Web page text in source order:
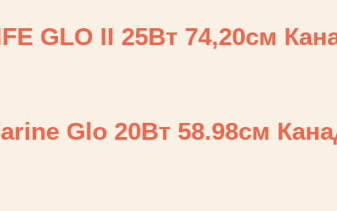
GLO II 25Bт 74,20см
Glo 20Вт 58.98см